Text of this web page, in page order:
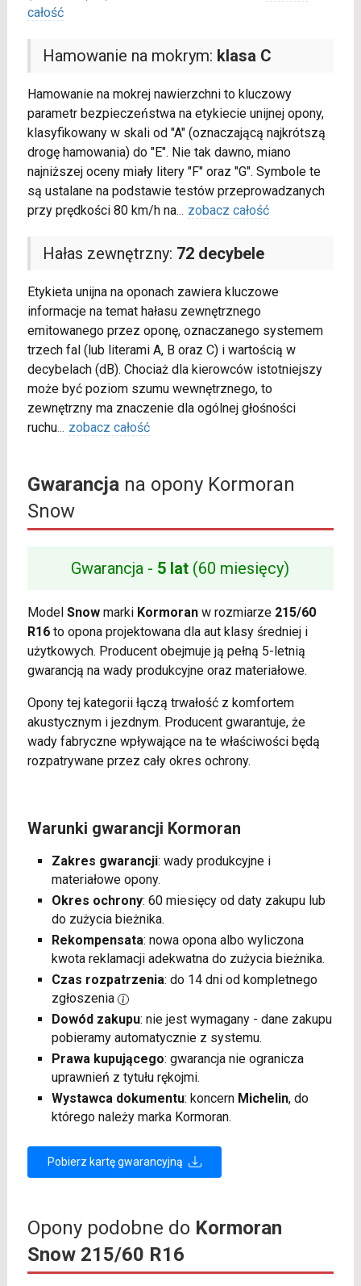
całość
Hamowanie na mokrym: klasa C
Hamowanie na mokrej nawierzchni to kluczowy
parametr bezpieczeństwa na etykiecie unijnej opony,
klasyfikowany w skali od "A" (oznaczającą najkrótszą
drogę hamowania) do "E". Nie tak dawno, miano
najniższej oceny miały litery "F" oraz "G". Symbole te
są ustalane na podstawie testów przeprowadzanych
przy prędkości 80 km/h na... zobacz całość
Hałas zewnętrzny: 72 decybele
Etykieta unijna na oponach zawiera kluczowe
informacje na temat hałasu zewnętrznego
emitowanego przez oponę, oznaczanego systemem
trzech fal (lub literami A, B oraz C) i wartością w
decybelach (dB). Chociaż dla kierowców istotniejszy
może być poziom szumu wewnętrznego, to
zewnętrzny ma znaczenie dla ogólnej głośności
ruchu... zobacz całość
Gwarancjana opony Kormoran
Snow
Gwarancja - 5 lat (60 miesięcy)
Model Snowmarki Kormoranw rozmiarze 215/60
R16to opona projektowana dla aut klasy średniej i
użytkowych. Producent obejmuje ją pełną 5-letnią
gwarancją na wady produkcyjne oraz materiałowe.
Opony tej kategorii łączą trwałość z komfortem
akustycznym i jezdnym. Producent gwarantuje, że
wady fabryczne wpływające na te właściwości będą
rozpatrywane przez cały okres ochrony.
Warunki gwarancji Kormoran
Zakres gwarancji: wady produkcyjne i
materiałowe opony.
Okres ochrony: 60 miesięcy od daty zakupu lub
do zużycia bieżnika.
Rekompensata: nowa opona albo wyliczona
kwota reklamacji adekwatna do zużycia bieżnika.
Czas rozpatrzenia: do 14 dni od kompletnego
zgłoszenia
Dowód zakupu: nie jest wymagany - dane zakupu
pobieramy automatycznie z systemu.
Prawa kupującego: gwarancja nie ogranicza
uprawnień z tytułu rękojmi.
Wystawca dokumentu: koncern Michelin, do
którego należy marka Kormoran.
Pobierz kartę gwarancyjną
Opony podobne do Kormoran
Snow 215/60 R16